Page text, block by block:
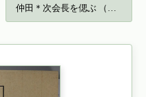
仲田＊次会長を偲ぶ （静岡三菱ふそう自動… →